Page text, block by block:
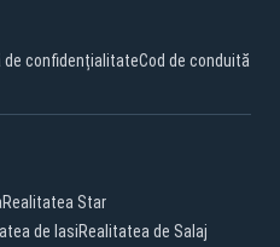
de confidențialitateCod de conduită
Realitatea Star
de IasiRealitatea de Salaj